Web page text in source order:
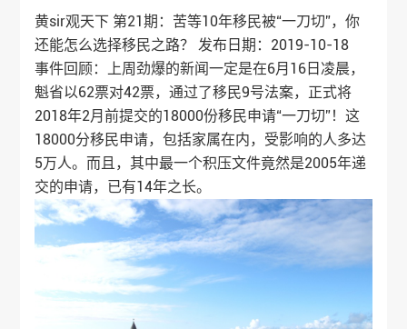
黄sir观天下 第21期：苦等10年移民被“一刀切”，你
还能怎么选择移民之路？ 发布日期：2019-10-18
事件回顾：上周劲爆的新闻一定是在6月16日凌晨，
魁省以62票对42票，通过了移民9号法案，正式将
2018年2月前提交的18000份移民申请“一刀切”！这
18000分移民申请，包括家属在内，受影响的人多达
5万人。而且，其中最一个积压文件竟然是2005年递
交的申请，已有14年之长。